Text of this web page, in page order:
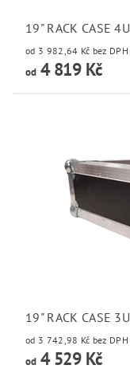
19" RACK CASE 4U
od 3 982,64 Kč bez DPH
od4 819 Kč
19" RACK CASE 3U
od 3 742,98 Kč bez DPH
od4 529 Kč